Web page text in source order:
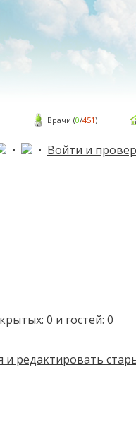
Врачи (0/451)
• • Войти и
0 и гостей: 0